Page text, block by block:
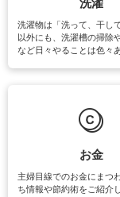
洗濯
洗濯物は「洗って、干し
以外にも、洗濯槽の掃除
など日々やることは色々
マットなどの大きな洗濯
い洗い方をすれば自宅で
報やお悩み解消のための
お金
主婦目線でのお金にまつ
ち情報や節約術をご紹介